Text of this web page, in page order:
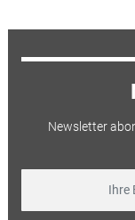
Newsletter